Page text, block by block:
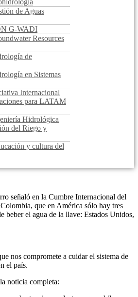
de Aguas
G-WADI
Resources
de
en Sistemas
Internacional
para LATAM
Hidrológica
del Riego y
y cultura del
señaló en la Cumbre Internacional del
que en América sólo hay tres
beber el agua de la llave: Estados Unidos,
nos compromete a cuidar el sistema de
el país.
noticia completa: